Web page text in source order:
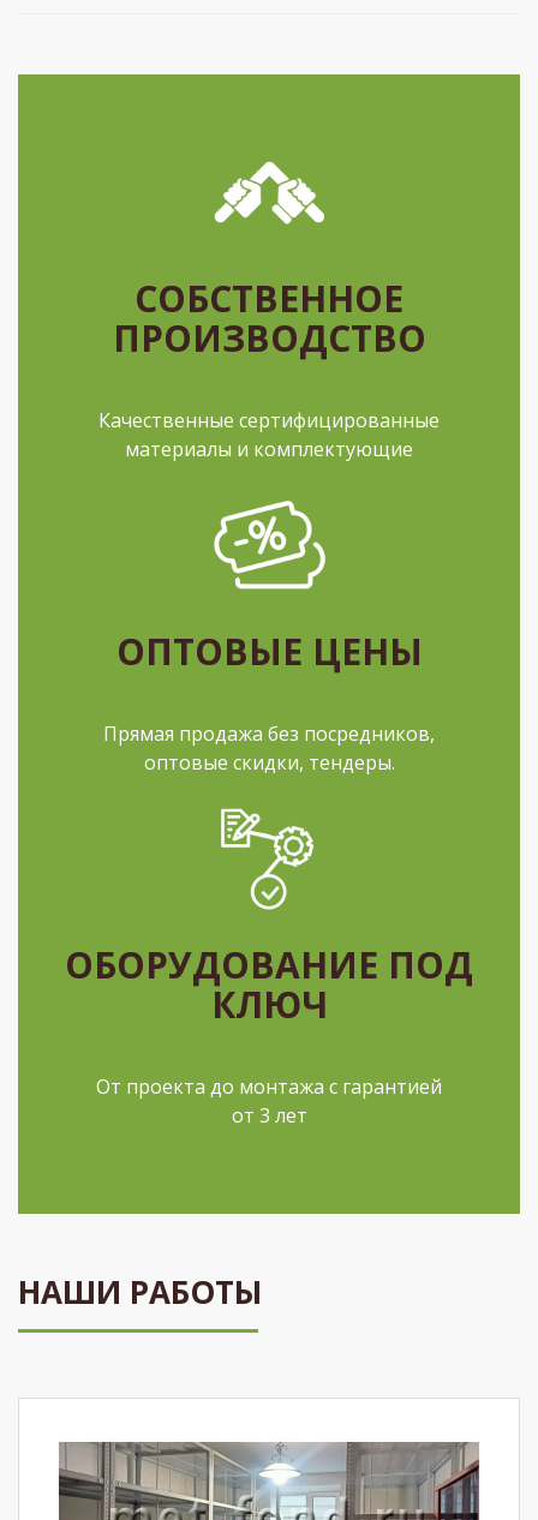
СОБСТВЕННОЕ
ПРОИЗВОДСТВО
Качественные сертифицированные
материалы и комплектующие
ОПТОВЫЕ ЦЕНЫ
Прямая продажа без посредников,
оптовые скидки, тендеры.
ОБОРУДОВАНИЕ ПОД
КЛЮЧ
От проекта до монтажа с гарантией
от 3 лет
НАШИ РАБОТЫ